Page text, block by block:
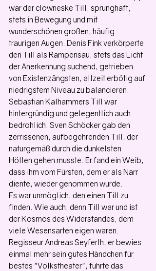
war der clowneske Till, sprunghaft,
stets in Bewegung und mit
wunderschönen großen, häufig
traurigen Augen. Denis Fink verkörperte
den Till als Rampensau, stets das Licht
der Anerkennung suchend, getrieben
von Existenzängsten, allzeit erbötig auf
niedrigstem Niveau zu balancieren.
Sebastian Kalhammers Till war
hintergründig und gelegentlich auch
bedrohlich. Sven Schöcker gab den
zerrissenen, aufbegehrenden Till, der
naturgemäß durch die dunkelsten
Höllen gehen musste. Er fand ein Weib,
dass ihm vom Fürsten, dem er als Narr
diente, wieder genommen wurde.
Es war unmöglich, den einen Till zu
finden. Wie auch, denn Till war und ist
der Kosmos des Widerstandes, dem
viele Wesensarten eigen waren.
Regisseur Andreas Seyferth, er bewies
einmal mehr sein gutes Händchen für
bestes "Volkstheater", führte das